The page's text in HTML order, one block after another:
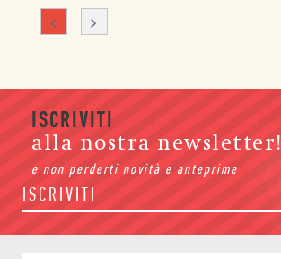
ISCRIVITI
alla nostra newsletter!
e non perderti novità e anteprime
ISCRIVITI